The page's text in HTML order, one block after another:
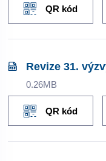
QR kód
Revize 31.
0.26MB
QR kód